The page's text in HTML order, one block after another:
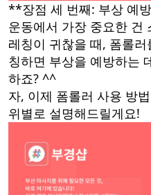
**장점 세 번째: 부상 예
운동에서 가장 중요한 건
레칭이 귀찮을 때, 폼롤
칭하면 부상을 예방하는
하죠? ^^
자, 이제 폼롤러 사용 방
위별로 설명해드릴게요!